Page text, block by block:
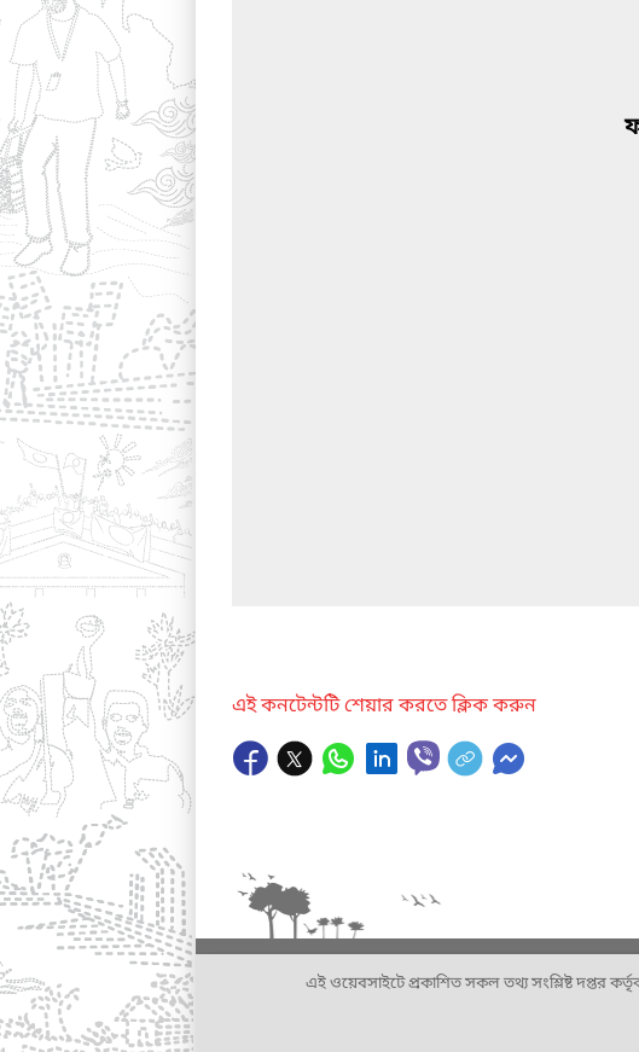
এই কনটেন্টটি শেয়ার করতে ক্লিক করুন
এই ওয়েবসাইটে প্রকাশিত সকল তথ্য সংশ্লিষ্ট দপ্তর